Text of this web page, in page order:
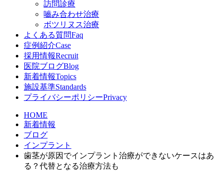
訪問診療
嚙み合わせ治療
ボツリヌス治療
よくある質問Faq
症例紹介Case
採用情報Recruit
医院ブログBlog
新着情報Topics
施設基準Standards
プライバシーポリシーPrivacy
HOME
新着情報
ブログ
インプラント
歯茎が原因でインプラント治療ができないケースはあ
る？代替となる治療方法も